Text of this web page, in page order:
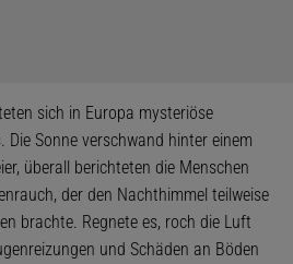
sich in Europa mysteriöse
Die Sonne verschwand hinter einem
überall berichteten die Menschen
der den Nachthimmel teilweise
brachte. Regnete es, roch die Luft
und Schäden an Böden